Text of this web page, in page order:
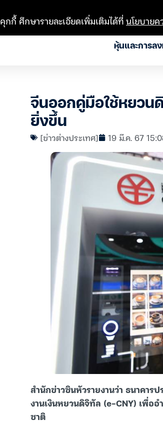
หุ้นและการล
จีนออกคู่มือใช้หยวน
ยิ่งขึ้น
[ข่าวต่างประเทศ] 19 มี.ค. 67
สำนักข่าวซินหัวรายงานว่า ธนาคาร
งานเงินหยวนดิจิทัล (e-CNY) เพื่อ
ชาติ
กกี้ ศึกษารายละเอียดเพิ่มเติมได้ที่นโยบาย